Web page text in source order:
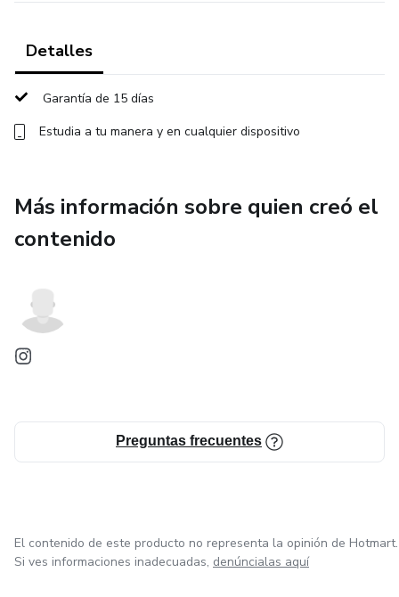
Detalles
Garantía de 15 días
Estudia a tu manera y en cualquier dispositivo
Más información sobre quien creó el
contenido
Preguntas frecuentes
El contenido de este producto no representa la opinión de Hotmart.
Si ves informaciones inadecuadas, denúncialas aquí